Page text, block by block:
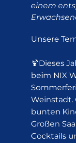
einem
Unsere
🍹Dieses
beim NIX
Weinstadt.
bunten
Großen
Cocktails